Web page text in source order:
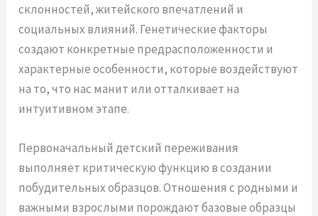
склонностей, житейского впечатлений и
социальных влияний. Генетические факторы
создают конкретные предрасположенности и
характерные особенности, которые воздействуют
на то, что нас манит или отталкивает на
интуитивном этапе.
Первоначальный детский переживания
выполняет критическую функцию в создании
побудительных образцов. Отношения с родными и
важными взрослыми порождают базовые образцы